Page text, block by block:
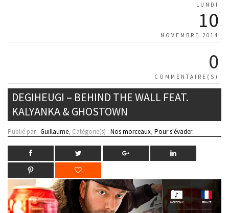
LUNDI
10
NOVEMBRE 2014
0
COMMENTAIRE(S)
DEGIHEUGI – BEHIND THE WALL FEAT.
KALYANKA & GHOSTOWN
Publié par : Guillaume, Catégorie(s) : Nos morceaux, Pour s'évader